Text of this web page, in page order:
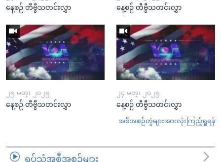
နေ့စဉ် တီဗွီသတင်းလွှာ နေ့စဉ် တီဗွီသတင်းလွှာ
၂၅ မတ္၊ ၂၀၂၅
နေ့စဉ် တီဗွီသတင်းလွှာ
၂၄ မတ္၊ ၂၀၂၅
နေ့စဉ် တီဗွီသတင်းလွှာ
အစီအစဉ်တွဲများအားလုံးကြည့်ရှုရန်
ရုပ်သံအစီအစဉ်များ